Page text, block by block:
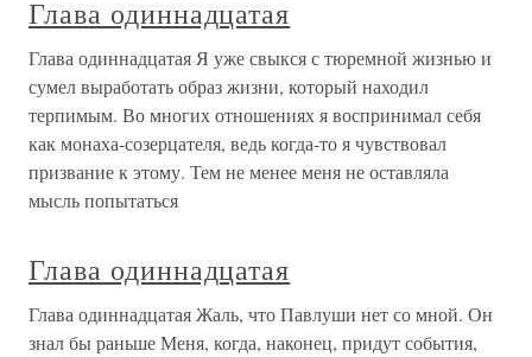
Глава одиннадцатая
Глава одиннадцатая Я уже свыкся с тюремной жизнью и
сумел выработать образ жизни, который находил
терпимым. Во многих отношениях я воспринимал себя
как монаха-созерцателя, ведь когда-то я чувствовал
призвание к этому. Тем не менее меня не оставляла
мысль попытаться
Глава одиннадцатая
Глава одиннадцатая Жаль, что Павлуши нет со мной. Он
знал бы раньше Меня, когда, наконец, придут события,